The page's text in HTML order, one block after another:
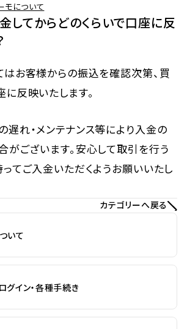
モについて
してからどのくらいで口座に反
はお客様からの振込を確認次第、買
反映いたします。
れ・メンテナンス等により入金の
がございます。安心して取引を行う
てご入金いただくようお願いいたし
カテゴリーへ戻る
いて
グイン・各種手続き